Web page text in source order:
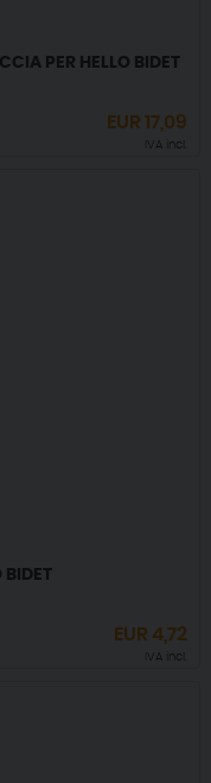
PER HELLO BIDET
EUR17,09
IVA incl.
BIDET
EUR 4,72
IVA incl.